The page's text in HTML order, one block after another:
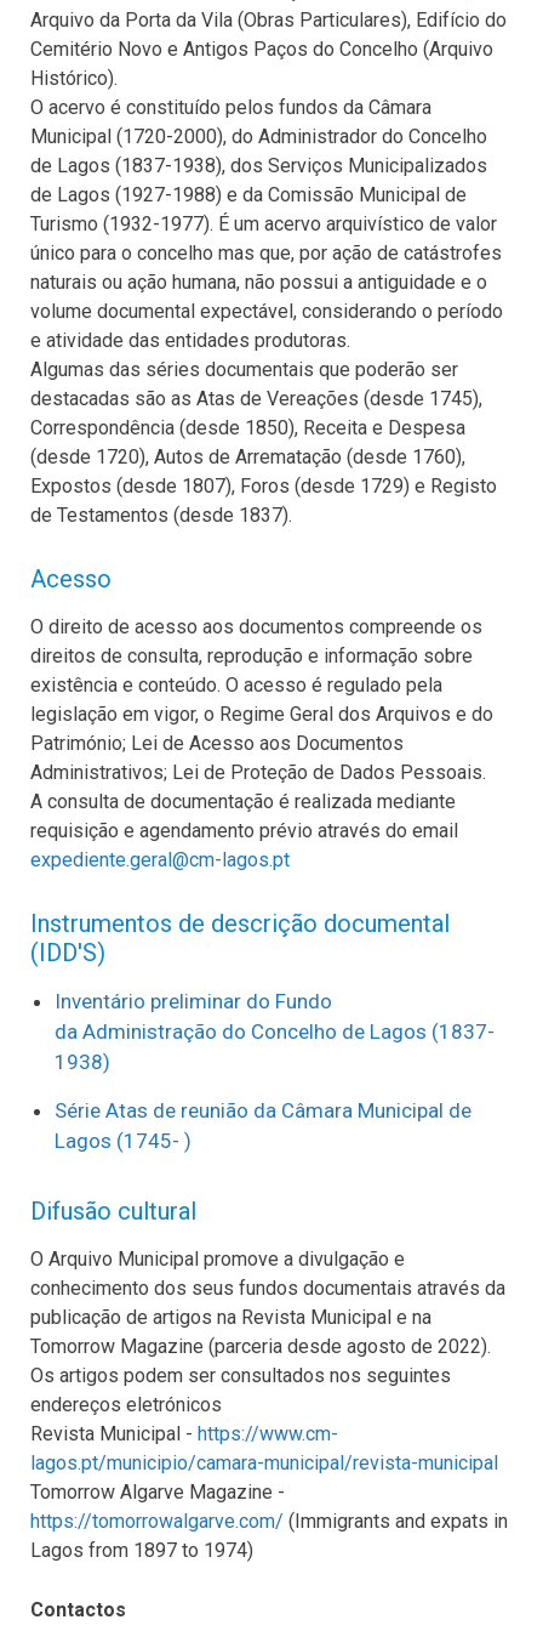
Arquivo da Porta da Vila (Obras Particulares), Edifício do
Cemitério Novo e Antigos Paços do Concelho (Arquivo
Histórico).
O acervo é constituído pelos fundos da Câmara
Municipal (1720-2000), do Administrador do Concelho
de Lagos (1837-1938), dos Serviços Municipalizados
de Lagos (1927-1988) e da Comissão Municipal de
Turismo (1932-1977). É um acervo arquivístico de valor
único para o concelho mas que, por ação de catástrofes
naturais ou ação humana, não possui a antiguidade e o
volume documental expectável, considerando o período
e atividade das entidades produtoras.
Algumas das séries documentais que poderão ser
destacadas são as Atas de Vereações (desde 1745),
Correspondência (desde 1850), Receita e Despesa
(desde 1720), Autos de Arrematação (desde 1760),
Expostos (desde 1807), Foros (desde 1729) e Registo
de Testamentos (desde 1837).
Acesso
O direito de acesso aos documentos compreende os
direitos de consulta, reprodução e informação sobre
existência e conteúdo. O acesso é regulado pela
legislação em vigor, o Regime Geral dos Arquivos e do
Património; Lei de Acesso aos Documentos
Administrativos; Lei de Proteção de Dados Pessoais.
A consulta de documentação é realizada mediante
requisição e agendamento prévio através do email
expediente.geral@cm-lagos.pt
Instrumentos de descrição documental
(IDD'S)
Inventário preliminar do Fundo
da Administração do Concelho de Lagos (1837-
1938)
Série Atas de reunião da Câmara Municipal de
Lagos (1745- )
Difusão cultural
O Arquivo Municipal promove a divulgação e
conhecimento dos seus fundos documentais através da
publicação de artigos na Revista Municipal e na
Tomorrow Magazine (parceria desde agosto de 2022).
Os artigos podem ser consultados nos seguintes
endereços eletrónicos
Revista Municipal - https://www.cm-
lagos.pt/municipio/camara-municipal/revista-municipal
Tomorrow Algarve Magazine -
https://tomorrowalgarve.com/ (Immigrants and expats in
Lagos from 1897 to 1974)
Contactos